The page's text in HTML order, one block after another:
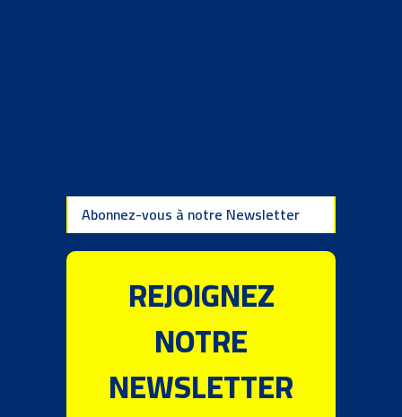
Abonnez-vous à notre Newsletter
REJOIGNEZ
NOTRE
NEWSLETTER